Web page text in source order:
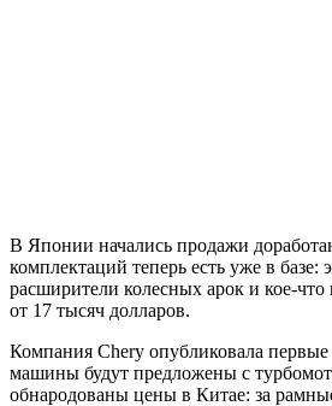
В Японии начались продажи
комплектаций теперь есть уже в
расширители колесных арок и кое-
от 17 тысяч долларов.
Компания Chery опубликовала
машины будут предложены с
обнародованы цены в Китае: за